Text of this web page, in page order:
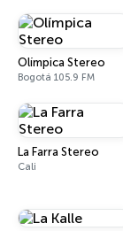
Olímpica Stereo
Bogotá 105.9 FM
La Farra Stereo
Cali